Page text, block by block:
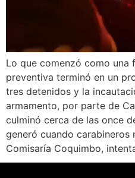
Lo que comenzó como una
preventiva terminó en un
tres detenidos y la
armamento, por parte de
culminó cerca de las once
generó cuando carabineros
Comisaría Coquimbo,